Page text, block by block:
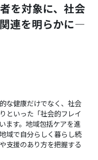
を対象に、社会
連を明らかに―
な健康だけでなく、社会
といった「社会的フレイ
ます。地域包括ケアを進
域で自分らしく暮らし続
支援のあり方を把握する